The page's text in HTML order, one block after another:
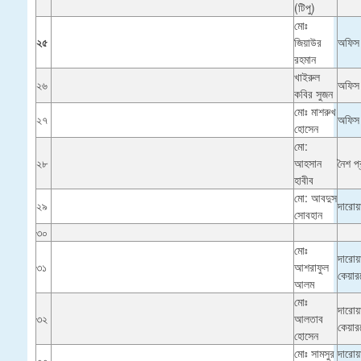
(টিপু)
২৫
মোঃ
জিয়াউর
রহমান
২৬
খাইরুল
কবির সুজন
২৭
মোঃ মাশরুখ
হোসেন
২৮
মো:
আহসান
হাবীব
নৈশ
২৯
মো: আবদুস
সোবহান
৩০
৩১
মোঃ
আশরাফুল
আলম
৩২
মোঃ
আলতাব
হোসেন
মোঃ সামসুর